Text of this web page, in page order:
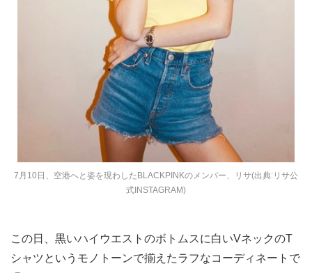
7月10日、空港へと姿を現わしたBLACKPINKのメンバー、リサ(出典:リサ公
式INSTAGRAM)
この日、黒いハイウエストのボトムスに白いVネックのT
シャツというモノトーンで揃えたラフなコーディネートで